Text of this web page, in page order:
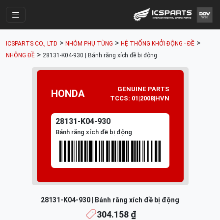
Cửa Hàng
Parts Catalogue
Mã Phụ Tùng
Tài khoản
ICSPARTS CO., LTD > NHÓM PHỤ TÙNG > HỆ THỐNG KHỞI ĐỘNG - ĐỀ >
NHÔNG ĐỀ > 28131-K04-930 | Bánh răng xích đề bị động
HONDA
GENUINE PARTS
TCCS: 01|2008|HVN
28131-K04-930
Bánh răng xích đề bị động
28131-K04-930 | Bánh răng xích đề bị động
304.158 ₫